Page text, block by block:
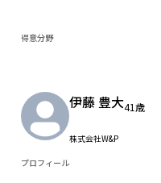
得意分野
伊藤 豊大41歳
株式会社W&P
プロフィール